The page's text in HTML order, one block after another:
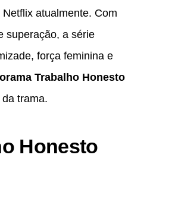
atualmente. Com
superação, a série
força feminina e
Trabalho Honesto
trama.
Honesto